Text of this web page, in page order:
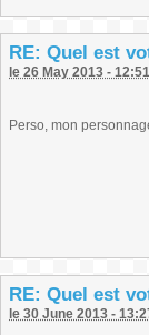
RE: Quel est
le 26 May 2013 - 12:51
Perso, mon
RE: Quel est
le 30 June 2013 -